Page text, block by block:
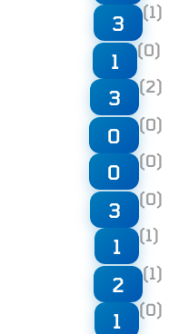
3 (1)
1 (0)
3 (2)
0 (0)
0 (0)
3 (0)
1 (1)
2 (1)
1 (0)